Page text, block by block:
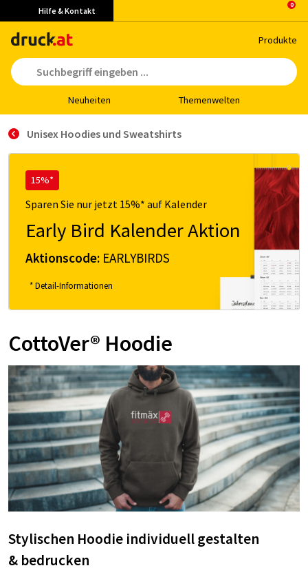
Hilfe & Kontakt
Pro­duk­te
Neu­hei­ten The­men­wel­ten
Unisex Hoodies und Sweatshirts
15%*
Sparen Sie nur jetzt 15%* auf Kalender
Early Bird Kalender Aktion
Aktionscode: EARLYBIRDS
* Detail-Informationen
CottoVer® Hoodie
Stylischen Hoodie individuell gestalten
& bedrucken